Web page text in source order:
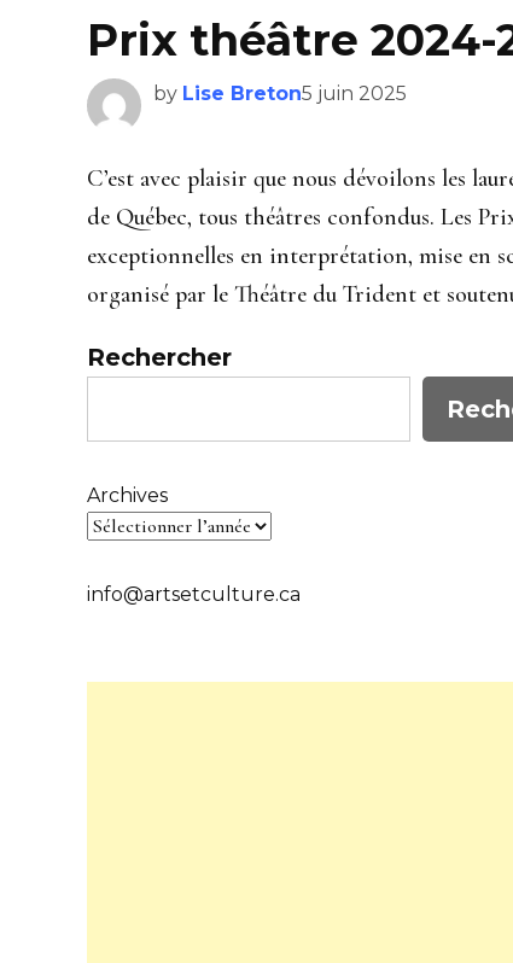
Prix théâtre 2024-
by Lise Breton5 juin 2025
C’est avec plaisir que nous dévoilons les
de Québec, tous théâtres confondus. Les
exceptionnelles en interprétation, mise en
organisé par le Théâtre du Trident et
Rechercher
Archives
info@artsetculture.ca